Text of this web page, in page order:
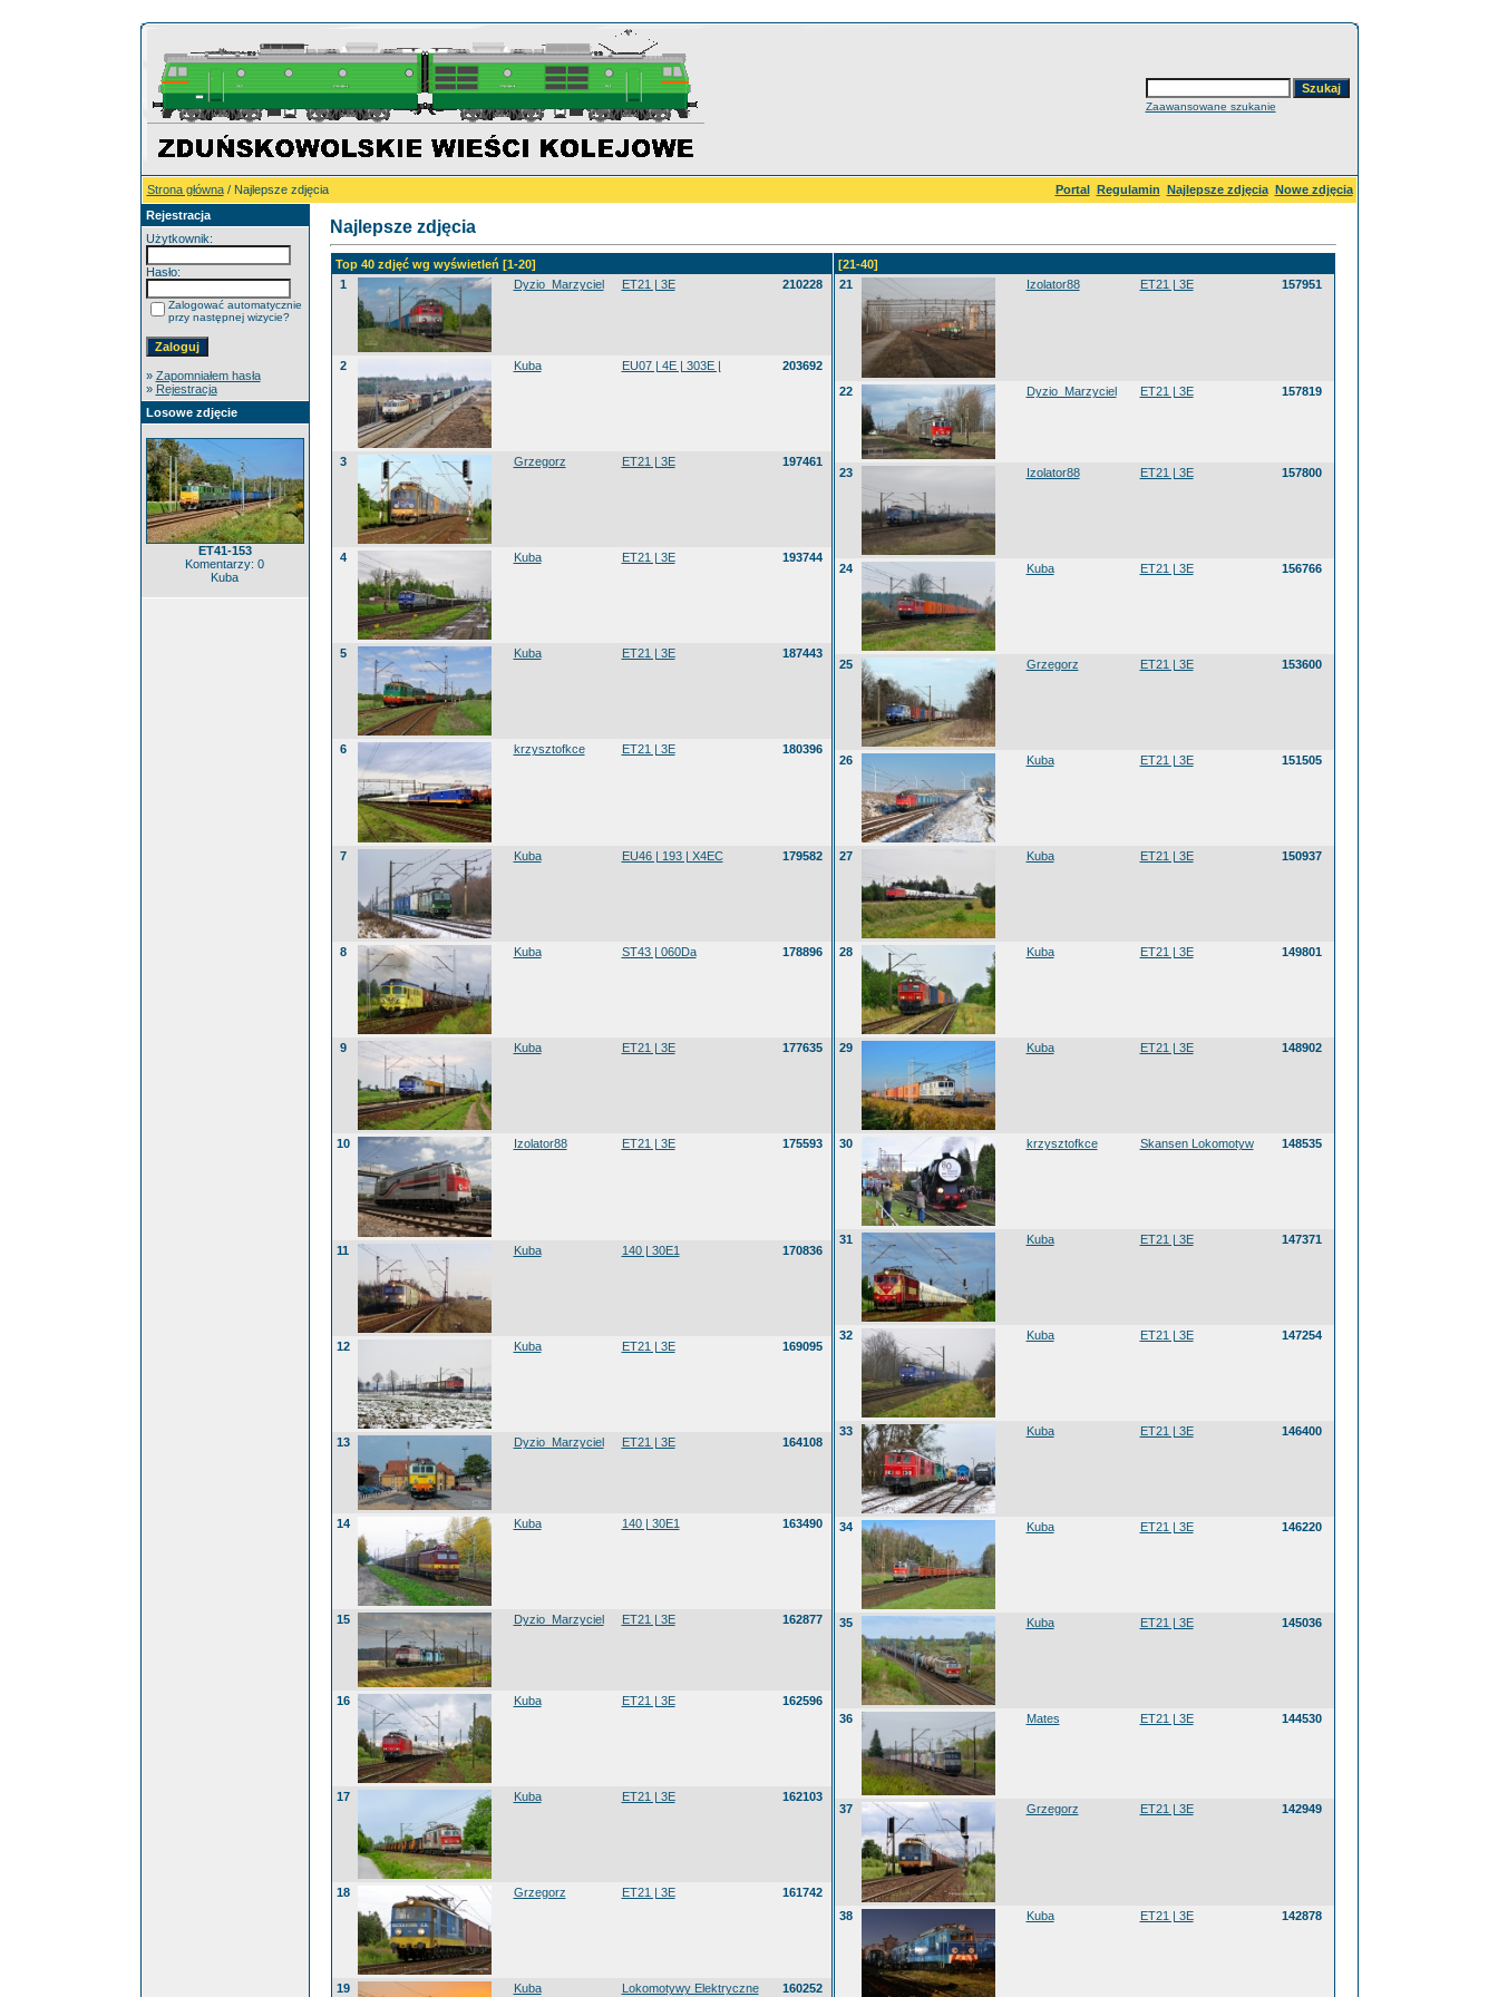
Zaawansowane szukanie
Strona główna/ Najlepsze zdjęcia Portal Regulamin Najlepsze zdjęcia Nowe zdjęcia
Rejestracja
Użytkownik:
Hasło:
Zalogować automatycznie
przy następnej wizycie?
» Zapomniałem hasła
» Rejestracja
Losowe zdjęcie
ET41-153
Komentarzy: 0
Kuba
Najlepsze zdjęcia
Top 40 zdjęć wg wyświetleń [1-20]
1
Dyzio_Marzyciel ET21 | 3E 210228
2 Kuba EU07 | 4E | 303E | 203692
3 Grzegorz ET21 | 3E 197461
4 Kuba ET21 | 3E 193744
5 Kuba ET21 | 3E 187443
6 krzysztofkce ET21 | 3E 180396
7 Kuba EU46 | 193 | X4EC 179582
8 Kuba ST43 | 060Da 178896
9 Kuba ET21 | 3E 177635
10 Izolator88 ET21 | 3E 175593
11 Kuba 140 | 30E1 170836
12 Kuba ET21 | 3E 169095
13 Dyzio_Marzyciel ET21 | 3E 164108
14 Kuba 140 | 30E1 163490
15 Dyzio_Marzyciel ET21 | 3E 162877
16 Kuba ET21 | 3E 162596
17 Kuba ET21 | 3E 162103
18 Grzegorz ET21 | 3E 161742
19 Kuba Lokomotywy Elektryczne 160252
[21-40]
21
Izolator88 ET21 | 3E 157951
22 Dyzio_Marzyciel ET21 | 3E 157819
23 Izolator88 ET21 | 3E 157800
24 Kuba ET21 | 3E 156766
25 Grzegorz ET21 | 3E 153600
26 Kuba ET21 | 3E 151505
27 Kuba ET21 | 3E 150937
28 Kuba ET21 | 3E 149801
29 Kuba ET21 | 3E 148902
30 krzysztofkce Skansen Lokomotyw 148535
31 Kuba ET21 | 3E 147371
32 Kuba ET21 | 3E 147254
33 Kuba ET21 | 3E 146400
34 Kuba ET21 | 3E 146220
35 Kuba ET21 | 3E 145036
36 Mates ET21 | 3E 144530
37 Grzegorz ET21 | 3E 142949
38 Kuba ET21 | 3E 142878